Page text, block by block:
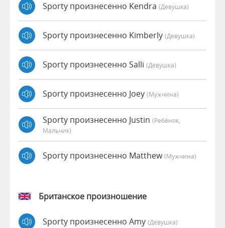
Sporty произнесенно Kendra (девушка)
Sporty произнесенно Kimberly (девушка)
Sporty произнесенно Salli (девушка)
Sporty произнесенно Joey (мужчина)
Sporty произнесенно Justin (Ребёнок,
Мальчик)
Sporty произнесенно Matthew(мужчина)
Британское произношение
Sporty произнесенно Amy (девушка)